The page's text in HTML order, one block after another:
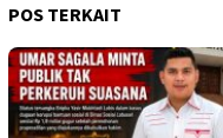
POS TERKAIT